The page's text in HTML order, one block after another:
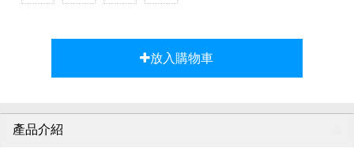
放入購物車
產品介紹